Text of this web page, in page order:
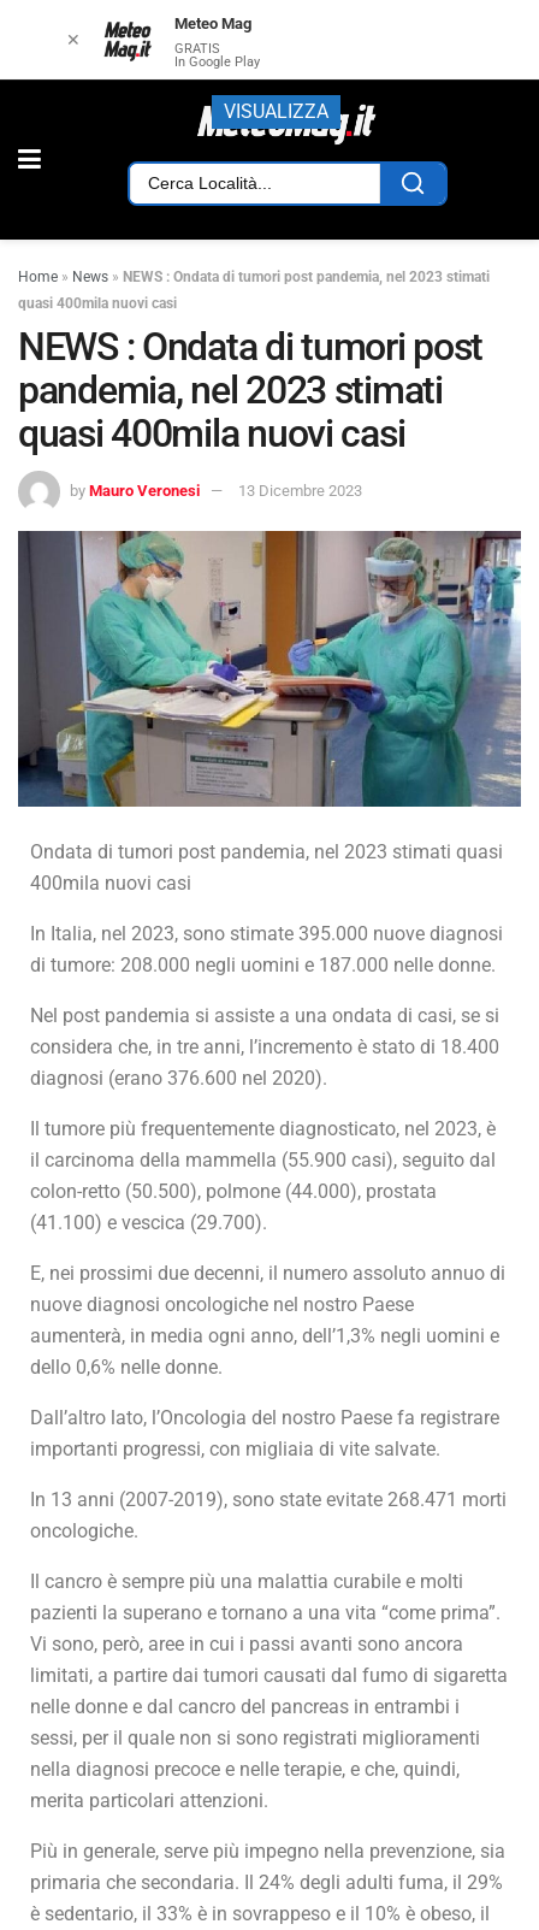
Home » News » NEWS : Ondata di tumori post pandemia, nel 2023 stimati
quasi 400mila nuovi casi
NEWS : Ondata di tumori post
pandemia, nel 2023 stimati
quasi 400mila nuovi casi
by Mauro Veronesi 13 Dicembre 2023
Ondata di tumori post pandemia, nel 2023 stimati quasi
400mila nuovi casi
In Italia, nel 2023, sono stimate 395.000 nuove diagnosi
di tumore: 208.000 negli uomini e 187.000 nelle donne.
Nel post pandemia si assiste a una ondata di casi, se si
considera che, in tre anni, l’incremento è stato di 18.400
diagnosi (erano 376.600 nel 2020).
Il tumore più frequentemente diagnosticato, nel 2023, è
il carcinoma della mammella (55.900 casi), seguito dal
colon-retto (50.500), polmone (44.000), prostata
(41.100) e vescica (29.700).
E, nei prossimi due decenni, il numero assoluto annuo di
nuove diagnosi oncologiche nel nostro Paese
aumenterà, in media ogni anno, dell’1,3% negli uomini e
dello 0,6% nelle donne.
Dall’altro lato, l’Oncologia del nostro Paese fa registrare
importanti progressi, con migliaia di vite salvate.
In 13 anni (2007-2019), sono state evitate 268.471 morti
oncologiche.
Il cancro è sempre più una malattia curabile e molti
pazienti la superano e tornano a una vita “come prima”.
Vi sono, però, aree in cui i passi avanti sono ancora
limitati, a partire dai tumori causati dal fumo di sigaretta
nelle donne e dal cancro del pancreas in entrambi i
sessi, per il quale non si sono registrati miglioramenti
nella diagnosi precoce e nelle terapie, e che, quindi,
merita particolari attenzioni.
Più in generale, serve più impegno nella prevenzione, sia
primaria che secondaria. Il 24% degli adulti fuma, il 29%
è sedentario, il 33% è in sovrappeso e il 10% è obeso, il
✕
Meteo Mag
GRATIS
In Google Play
VISUALIZZA